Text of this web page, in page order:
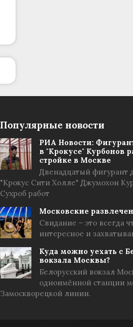
Популярные новости
РИА Новости:
в "Крокусе" Курбонов
стройке в Москве
Двенадцатый фигурант
"Крокус Сити Холле" Джумохон
Сухроб работ
Московские
Свидание – это всегда
интересное и
Куда можно уехать с
вокзала Москвы?
Белорусский вокзал
одноимённой станции
Замоскворецкой линии.